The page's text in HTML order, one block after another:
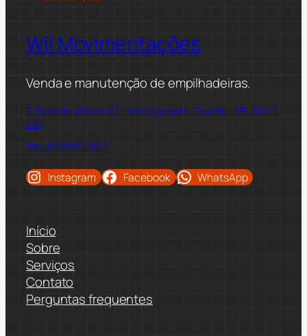
Wil Movimentações
Venda e manutenção de empilhadeiras.
R. Noventa e Nove, 02 – Maranguape II, Paulista – PE, 53421-
480
Tel: (81)98811-5021
Instagram Facebook WhatsApp
Início
Sobre
Serviços
Contato
Perguntas frequentes